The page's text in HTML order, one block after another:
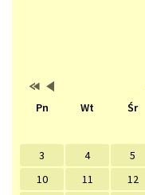
Kalendarz
PrzestawPrzestaw
na
Pn Wt Śr
3
4 5
10
11 12